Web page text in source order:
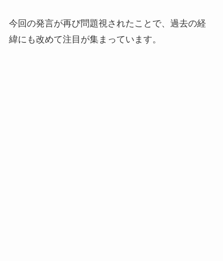
今回の発言が再び問題視されたことで、過去の経
緯にも改めて注目が集まっています。